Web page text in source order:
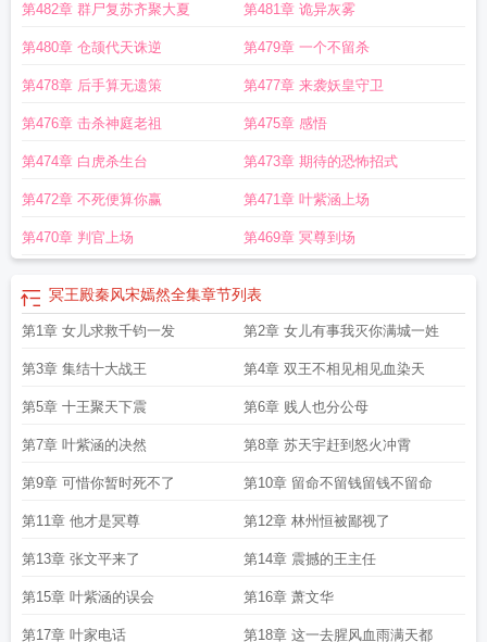
若函免费
冥王殿什么意思 冥王殿宋嫣然全集全集冥王殿苏叶
文冥王殿苏晨冥王殿苏铭 冥王殿萧北辰冥王殿下爆脾气幽洛漂亮吗
殿十八阎罗叶辰冥王殿秦风宋嫣然短剧冥王殿拼音冥王殿怎么读
生医妃要和离 冥王殿苏天宇 冥王殿殿主 冥王殿下医妃
科冥王殿下的倾城懒妃 冥王殿图片冥王殿秦飞医妃要和我结婚
读 冥王殿苏天宇叶紫涵免费阅读 冥王殿主全集免费观看
冥王殿秦天君免费阅
读冥王和阎王的区别 冥王殿是什么意思冥王殿的寓意和象征
阅读全文无弹窗笔趣阁冥王殿圣子是谁冥王殿短剧冥王殿秦风宋嫣然全集冥
第482章 群尸复苏齐聚大夏 第481章 诡异灰雾
第480章 仓颉代天诛逆 第479章 一个不留杀
第478章 后手算无遗策 第477章 来袭妖皇守卫
第476章 击杀神庭老祖 第475章 感悟
第474章 白虎杀生台 第473章 期待的恐怖招式
第472章 不死便算你赢 第471章 叶紫涵上场
第470章 判官上场 第469章 冥尊到场
冥王殿秦风宋嫣然全集章节列表
第1章 女儿求救千钧一发 第2章 女儿有事我灭你满城一姓
第3章 集结十大战王 第4章 双王不相见相见血染天
第5章 十王聚天下震 第6章 贱人也分公母
第7章 叶紫涵的决然 第8章 苏天宇赶到怒火冲霄
第9章 可惜你暂时死不了 第10章 留命不留钱留钱不留命
第11章 他才是冥尊 第12章 林州恒被鄙视了
第13章 张文平来了 第14章 震撼的王主任
第15章 叶紫涵的误会 第16章 萧文华
第17章 叶家电话 第18章 这一去腥风血雨满天都